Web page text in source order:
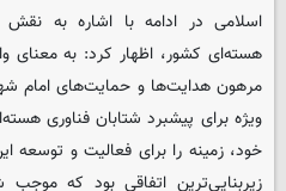
اسلامی در ادامه با اشاره به
هسته‌ای کشور، اظهار کرد: به معنای
مرهون هدایت‌ها و حمایت‌های امام
ویژه برای پیشبرد شتابان فناوری
خود، زمینه را برای فعالیت و توسعه
زیربنایی‌ترین اتفاقی بود که